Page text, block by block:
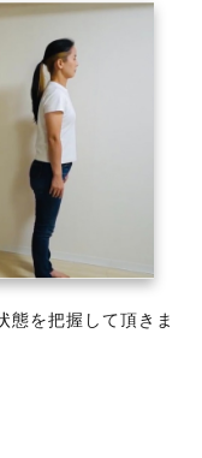
態を把握して頂きま